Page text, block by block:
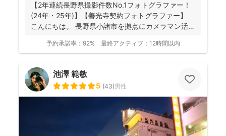
【2年連続長野県撮影件数No.1フォトグラファー！
(24年・25年)】【善光寺契約フォトグラファー】
こんにちは。 長野県小諸市を拠点にカメラマン活
予約承諾率： 92% 最終アクティブ： 12時間以内
池澤 範敏
5 (43)男性